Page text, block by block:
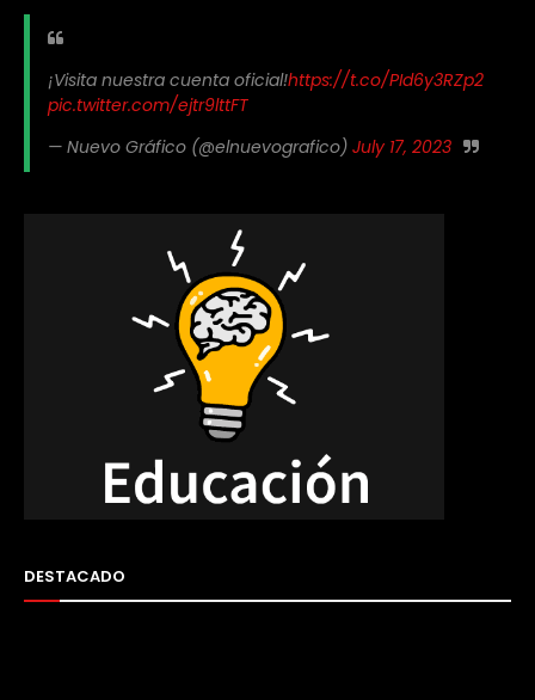
¡Visita nuestra cuenta oficial!https://t.co/PId6y3RZp2
pic.twitter.com/ejtr9lttFT
— Nuevo Gráfico (@elnuevografico) July 17, 2023
DESTACADO